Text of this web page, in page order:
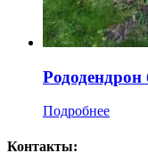
Подробнее
Контакты: